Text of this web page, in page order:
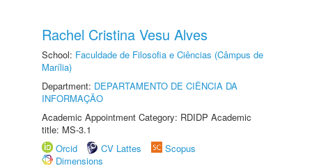
Rachel Cristina Vesu Alves
School: Faculdade de Filosofia e Ciências (Câmpus de
Marília)
Department: DEPARTAMENTO DE CIÊNCIA DA
INFORMAÇÃO
Academic Appointment Category: RDIDP Academic
title: MS-3.1
Orcid
CV Lattes
Scopus
Dimensions